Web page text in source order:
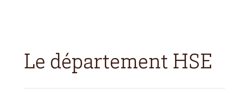
Le département HSE